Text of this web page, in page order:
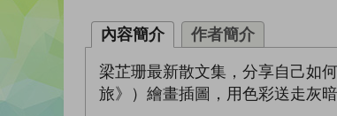
內容簡介 作者簡介
梁芷珊最新散文集，分享自己如
旅》）繪畫插圖，用色彩送走灰暗